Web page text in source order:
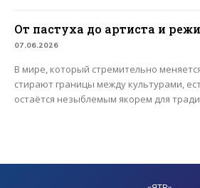
От пастуха до артиста и
07.06.2026
В мире, который стремительно
стирают границы между культурами,
остаётся незыблемым якорем для